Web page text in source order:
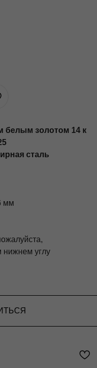
белым золотом 14 к
сталь
мм
нижнем углу